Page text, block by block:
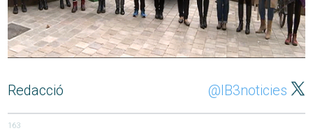
Redacció @IB3noticies
163